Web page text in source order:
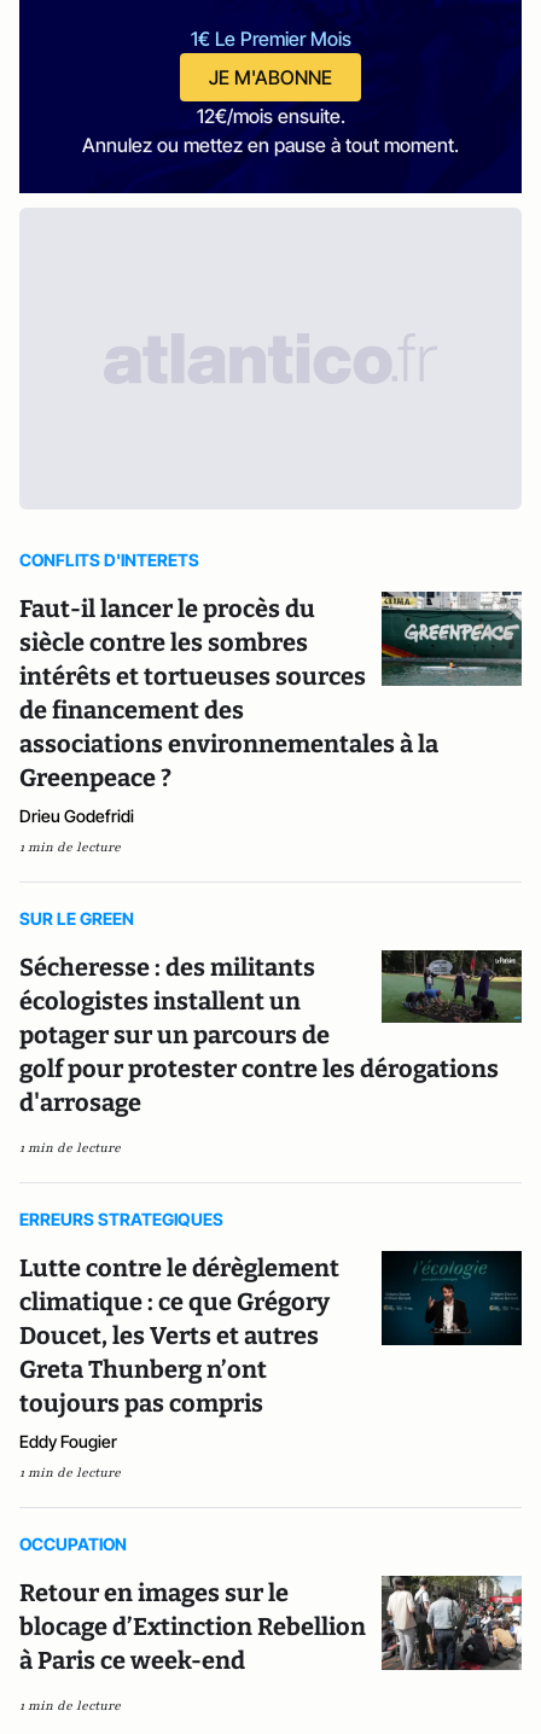
1€ Le Premier Mois
JE M'ABONNE
12€/mois ensuite.
Annulez ou mettez en pause à tout moment.
CONFLITS D'INTERETS
Faut-il lancer le procès du
siècle contre les sombres
intérêts et tortueuses sources
de financement des
associations environnementales à la
Greenpeace ?
Drieu Godefridi
1 min de lecture
SUR LE GREEN
Sécheresse : des militants
écologistes installent un
potager sur un parcours de
golf pour protester contre les dérogations
d'arrosage
1 min de lecture
ERREURS STRATEGIQUES
Lutte contre le dérèglement
climatique : ce que Grégory
Doucet, les Verts et autres
Greta Thunberg n’ont
toujours pas compris
Eddy Fougier
1 min de lecture
OCCUPATION
Retour en images sur le
blocage d’Extinction Rebellion
à Paris ce week-end
1 min de lecture